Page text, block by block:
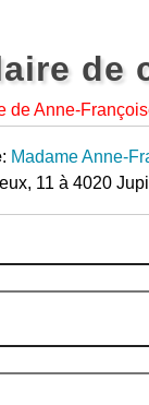
de
de Anne-
: Madame Anne-
11 à 4020